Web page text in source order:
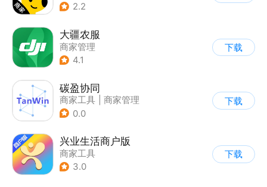
2.2
大疆农服
商家管理
4.1
下载
碳盈协同
商家工具
商家管理
0.0
下载
兴业生活商户版
商家工具
3.0
下载